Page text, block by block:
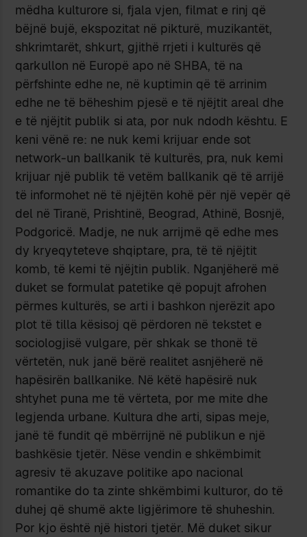
mëdha kulturore si, fjala vjen, filmat e rinj që
bëjnë bujë, ekspozitat në pikturë, muzikantët,
shkrimtarët, shkurt, gjithë rrjeti i kulturës që
qarkullon në Europë apo në SHBA, të na
përfshinte edhe ne, në kuptimin që të arrinim
edhe ne të bëheshim pjesë e të njëjtit areal dhe
e të njëjtit publik si ata, por nuk ndodh kështu. E
keni vënë re: ne nuk kemi krijuar ende sot
network-un ballkanik të kulturës, pra, nuk kemi
krijuar një publik të vetëm ballkanik që të arrijë
të informohet në të njëjtën kohë për një vepër që
del në Tiranë, Prishtinë, Beograd, Athinë, Bosnjë,
Podgoricë. Madje, ne nuk arrijmë që edhe mes
dy kryeqyteteve shqiptare, pra, të të njëjtit
komb, të kemi të njëjtin publik. Nganjëherë më
duket se formulat patetike që popujt afrohen
përmes kulturës, se arti i bashkon njerëzit apo
plot të tilla kësisoj që përdoren në tekstet e
sociologjisë vulgare, për shkak se thonë të
vërtetën, nuk janë bërë realitet asnjëherë në
hapësirën ballkanike. Në këtë hapësirë nuk
shtyhet puna me të vërteta, por me mite dhe
legjenda urbane. Kultura dhe arti, sipas meje,
janë të fundit që mbërrijnë në publikun e një
bashkësie tjetër. Nëse vendin e shkëmbimit
agresiv të akuzave politike apo nacional
romantike do ta zinte shkëmbimi kulturor, do të
duhej që shumë akte ligjërimore të shuheshin.
Por kjo është një histori tjetër. Më duket sikur